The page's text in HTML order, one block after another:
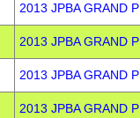
2013 JPBA GRAND
2013 JPBA GRAND
2013 JPBA GRAND
2013 JPBA GRAND